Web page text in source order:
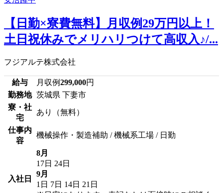
【日勤×寮費無料】月収例29万円以上！
土日祝休みでメリハリつけて高収入♪/...
フジアルテ株式会社
給与 月収例299,000円
勤務地 茨城県 下妻市
寮・社
宅
あり（無料）
仕事内
容
機械操作・製造補助 / 機械系工場 / 日勤
入社日
8月
17日 24日
9月
1日 7日 14日 21日